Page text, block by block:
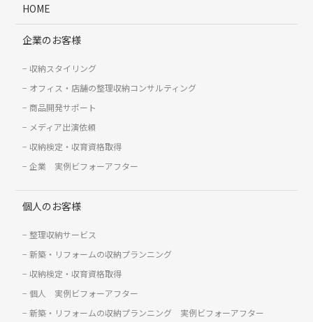
HOME
企業のお客様
収納スタイリング
オフィス・店舗の整理収納コンサルティング
商品開発サポート
メディア出演依頼
収納検定・収育資格取得
企業 実例ビフォーアフター
個人のお客様
整理収納サービス
新築・リフォームの収納プランニング
収納検定・収育資格取得
個人 実例ビフォーアフター
新築・リフォームの収納プランニング 実例ビフォーアフター